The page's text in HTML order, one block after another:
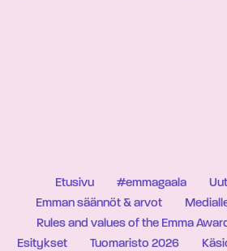
Etusivu #emmagaala
Emman säännöt & arvot
Rules and values of the Emma
Esitykset
Tuomaristo 2026